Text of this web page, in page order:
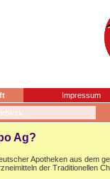
Impressum
Ag?
Apotheken aus dem
der Traditionellen